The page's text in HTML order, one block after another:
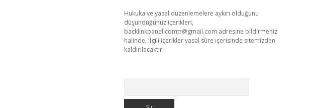
Hukuka ve yasal düzenlemelere aykırı olduğunu
düşündüğünüz içerikleri,
backlinkpanelicomtr@gmail.com adresine bildirmeniz
halinde, ilgili içerikler yasal süre içerisinde sitemizden
kaldırılacaktır.